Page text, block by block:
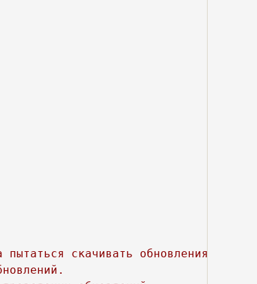
скачивать обновления.